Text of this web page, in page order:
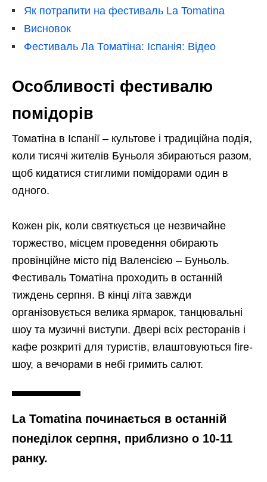
Як потрапити на фестиваль La Tomatina
Висновок
Фестиваль Ла Томатіна: Іспанія: Відео
Особливості фестивалю
помідорів
Томатіна в Іспанії – культове і традиційна подія,
коли тисячі жителів Буньоля збираються разом,
щоб кидатися стиглими помідорами один в
одного.
Кожен рік, коли святкується це незвичайне
торжество, місцем проведення обирають
провінційне місто під Валенсією – Буньоль.
Фестиваль Томатіна проходить в останній
тиждень серпня. В кінці літа завжди
організовується велика ярмарок, танцювальні
шоу та музичні виступи. Двері всіх ресторанів і
кафе розкриті для туристів, влаштовуються fire-
шоу, а вечорами в небі гримить салют.
La Tomatina починається в останній
понеділок серпня, приблизно о 10-11
ранку.